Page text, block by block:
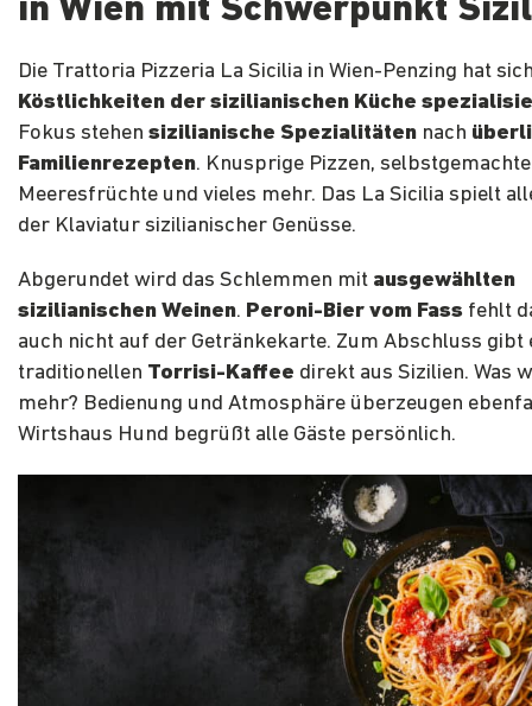
in Wien mit Schwerpunkt
Die Trattoria Pizzeria La Sicilia in Wien-Penzing hat
Köstlichkeiten der sizilianischen Küche
Fokus stehen sizilianische Spezialitäten nach
Familienrezepten. Knusprige Pizzen,
Meeresfrüchte und vieles mehr. Das La Sicilia spielt
der Klaviatur sizilianischer Genüsse.
Abgerundet wird das Schlemmen mit ausgewählten
sizilianischen Weinen. Peroni-Bier vom Fass fehlt
auch nicht auf der Getränkekarte. Zum Abschluss gibt
traditionellen Torrisi-Kaffee direkt aus Sizilien. Was
mehr? Bedienung und Atmosphäre überzeugen
Wirtshaus Hund begrüßt alle Gäste persönlich.